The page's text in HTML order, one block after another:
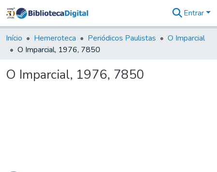
&
Coleções
Tudo na
Digital
Entrar
Início Hemeroteca Periódicos Paulistas
O Imparcial
O Imparcial, 1976, 7850
O Imparcial, 1976, 7850